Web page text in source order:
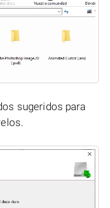
sugeridos para